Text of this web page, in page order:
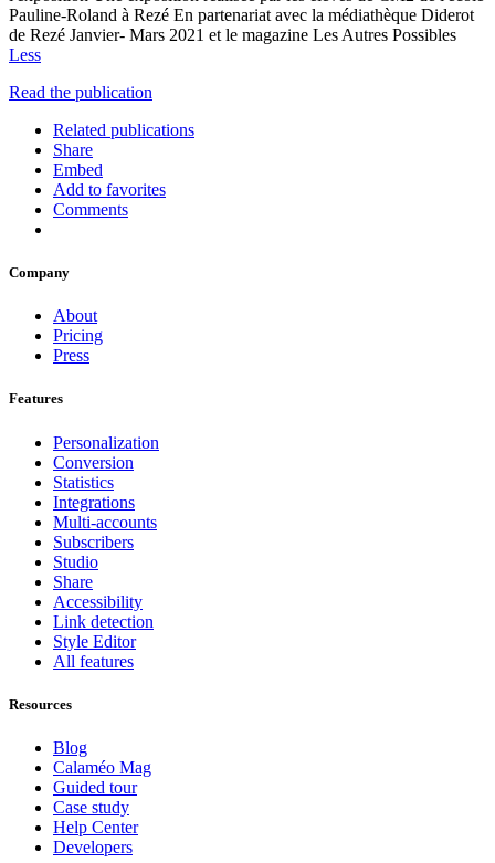
Pauline-Roland à Rezé En partenariat avec la médiathèque Diderot
de Rezé Janvier- Mars 2021 et le magazine Les Autres Possibles
Less
Read the publication
Related publications
Share
Embed
Add to favorites
Comments
Company
About
Pricing
Press
Features
Personalization
Conversion
Statistics
Integrations
Multi-accounts
Subscribers
Studio
Share
Accessibility
Link detection
Style Editor
All features
Resources
Blog
Calaméo Mag
Guided tour
Case study
Help Center
Developers